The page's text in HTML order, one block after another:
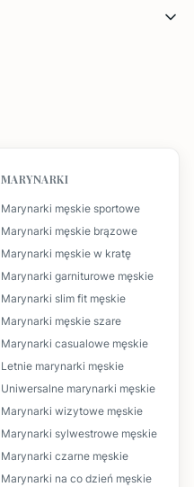
MARYNARKI
Marynarki męskie sportowe
Marynarki męskie brązowe
Marynarki męskie w kratę
Marynarki garniturowe męskie
Marynarki slim fit męskie
Marynarki męskie szare
Marynarki casualowe męskie
Letnie marynarki męskie
Uniwersalne marynarki męskie
Marynarki wizytowe męskie
Marynarki sylwestrowe męskie
Marynarki czarne męskie
Marynarki na co dzień męskie